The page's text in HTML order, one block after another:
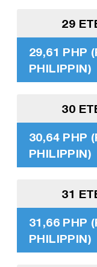
29
29,61 PHP
PHILIPPIN)
30
30,64 PHP
PHILIPPIN)
31
31,66 PHP
PHILIPPIN)